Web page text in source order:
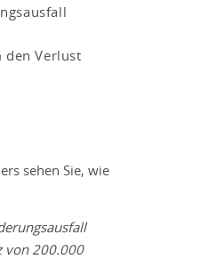
den Verlust
sehen Sie, wie
von 200.000